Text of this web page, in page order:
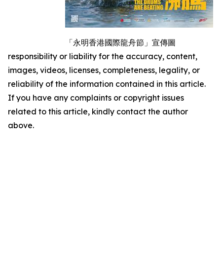
「永明香港國際龍舟節」宣傳圖
responsibility or liability for the accuracy, content,
images, videos, licenses, completeness, legality, or
reliability of the information contained in this article.
If you have any complaints or copyright issues
related to this article, kindly contact the author
above.